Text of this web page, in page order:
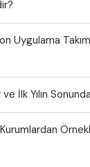
Uygulama
İlk Yılın